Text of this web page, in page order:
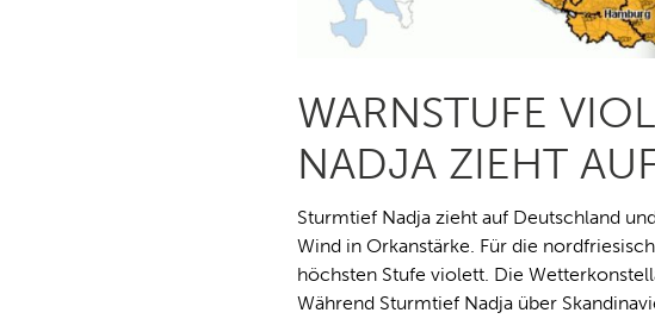
WARNSTUFE
NADJA ZIEHT
Sturmtief Nadja zieht auf Deutschland
Wind in Orkanstärke. Für die
höchsten Stufe violett. Die
Während Sturmtief Nadja über